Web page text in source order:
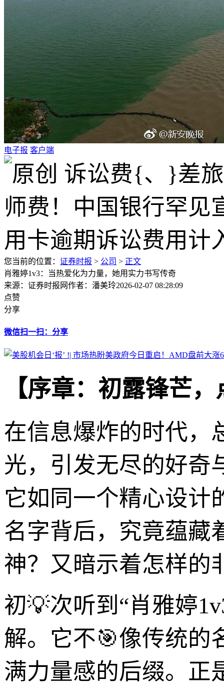
电子报 客户端
您当前的位置： 证券时报 > 公司 > 正文
肖雅婷1v3：当热爱化为力量，她用实力书写传奇
来源：证券时报网作者：潘美玲2026-02-07 08:28:09
点赞
分享
微信扫一扫：分享
【序章：初露锋芒
在信息爆炸的时代，
光，引发无尽的好奇
它如同一个精心设计
名字背后，究竟蕴藏
神？又暗示着怎样的
初💡次听到“肖雅婷
解。它不🎯像传统的
满力量感的后缀。正